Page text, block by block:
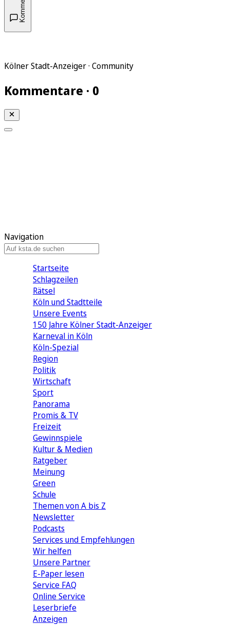
Kölner Stadt-Anzeiger · Community
Kommentare · 0
Navigation
Startseite
Schlagzeilen
Rätsel
Köln und Stadtteile
Unsere Events
150 Jahre Kölner Stadt-Anzeiger
Karneval in Köln
Köln-Spezial
Region
Politik
Wirtschaft
Sport
Panorama
Promis & TV
Freizeit
Gewinnspiele
Kultur & Medien
Ratgeber
Meinung
Green
Schule
Themen von A bis Z
Newsletter
Podcasts
Services und Empfehlungen
Wir helfen
Unsere Partner
E-Paper lesen
Service FAQ
Online Service
Leserbriefe
Anzeigen